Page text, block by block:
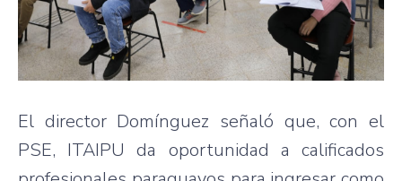
El director Domínguez señaló que, con el
PSE, ITAIPU da oportunidad a calificados